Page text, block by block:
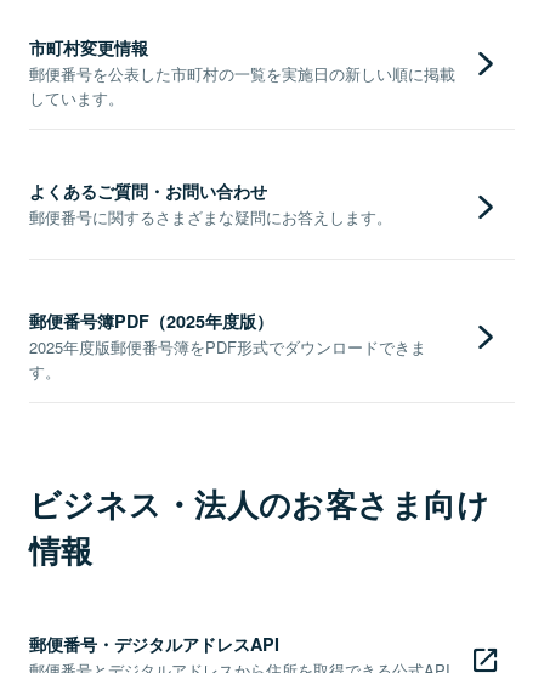
市町村変更情報
郵便番号を公表した市町村の一覧を実施日の新しい順に掲載
しています。
よくあるご質問・お問い合わせ
郵便番号に関するさまざまな疑問にお答えします。
郵便番号簿PDF（2025年度版）
2025年度版郵便番号簿をPDF形式でダウンロードできま
す。
ビジネス・法人のお客さま向け
情報
郵便番号・デジタルアドレスAPI